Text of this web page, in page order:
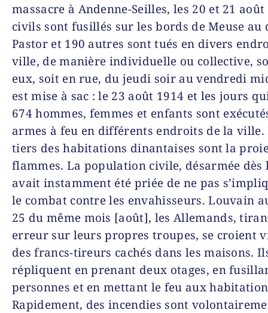
massacre à Andenne-Seilles, les 20 et 21 août
civils sont fusillés sur les bords de Meuse au
Pastor et 190 autres sont tués en divers
ville, de manière individuelle ou collective,
eux, soit en rue, du jeudi soir au vendredi
est mise à sac : le 23 août 1914 et les jours
674 hommes, femmes et enfants sont
armes à feu en différents endroits de la ville.
tiers des habitations dinantaises sont la
flammes. La population civile, désarmée dès
avait instamment été priée de ne pas
le combat contre les envahisseurs. Louvain
25 du même mois [août], les Allemands,
erreur sur leurs propres troupes, se croient
des francs-tireurs cachés dans les maisons.
répliquent en prenant deux otages, en
personnes et en mettant le feu aux
Rapidement, des incendies sont